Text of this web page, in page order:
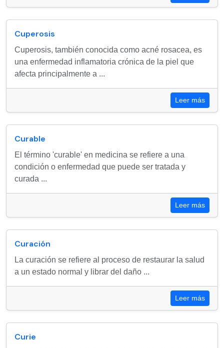
Cuperosis
Cuperosis, también conocida como acné rosacea, es
una enfermedad inflamatoria crónica de la piel que
afecta principalmente a ...
Leer más
Curable
El término 'curable' en medicina se refiere a una
condición o enfermedad que puede ser tratada y
curada ...
Leer más
Curación
La curación se refiere al proceso de restaurar la salud
a un estado normal y librar del daño ...
Leer más
Curie